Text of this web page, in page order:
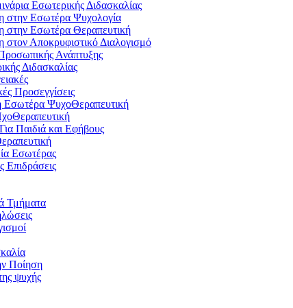
Εσωτερικής Διδασκαλίας
στην Εσωτέρα Ψυχολογία
στην Εσωτέρα Θεραπευτική
στον Αποκρυφιστικό Διαλογισμό
Ανάπτυξης
Διδασκαλίας
Προσεγγίσεις
Εσωτέρα ΨυχοΘεραπευτική
Παιδιά και Εφήβους
Εσωτέρας
Επιδράσεις
Τμήματα
Ποίηση
ψυχής